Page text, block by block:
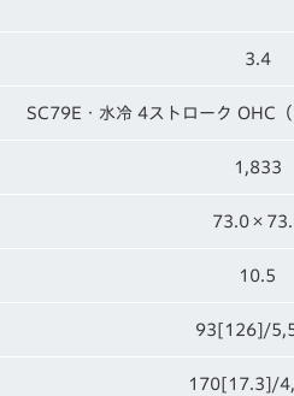
3.4
SC79E・水冷 4ストローク OHC
1,833
10.5
93[126]/
170[17.3]/